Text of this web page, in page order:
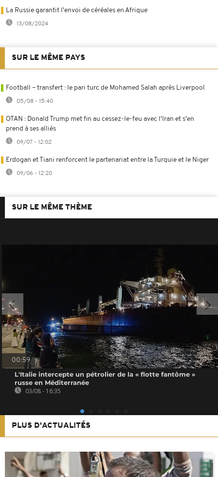
La Russie garantit l'envoi de céréales en Afrique
13/08/2024
SUR LE MÊME PAYS
Football – transfert : le pari turc de Mohamed Salah après Liverpool
05/08 - 15:40
OTAN : Donald Trump met fin au cessez-le-feu avec l'Iran et s'en
prend à ses alliés
09/07 - 12:02
Erdogan et Tiani renforcent le partenariat entre la Turquie et le Niger
09/06 - 12:20
SUR LE MÊME THÈME
00:59
L'Italie intercepte un pétrolier de la « flotte fantôme »
russe en Méditerranée
03/08 - 16:35
PLUS D'ACTUALITÉS